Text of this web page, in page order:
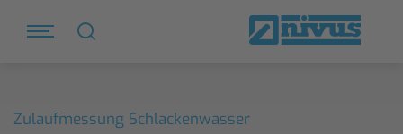
Zulaufmessung Schlackenwasser